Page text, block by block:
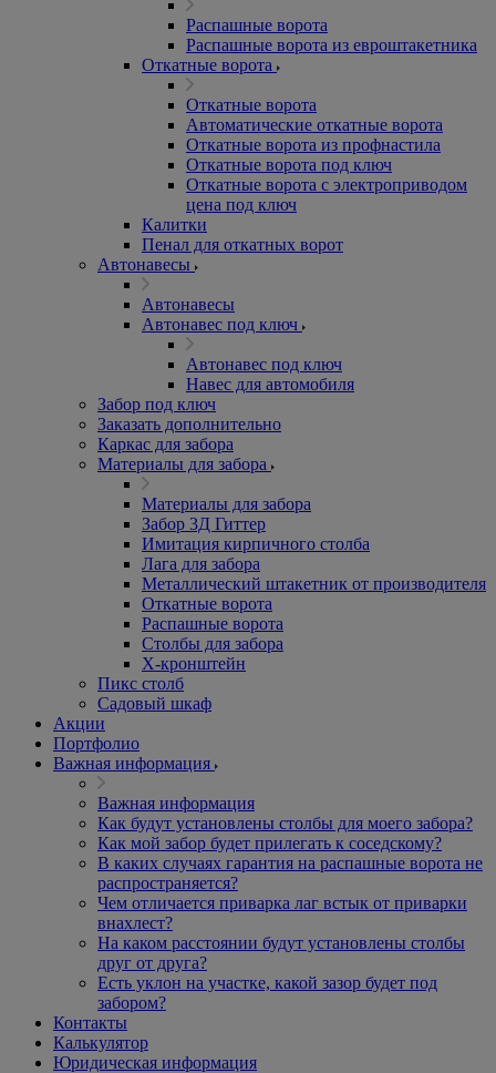
Распашные ворота
Распашные ворота из евроштакетника
Откатные ворота
Откатные ворота
Автоматические откатные ворота
Откатные ворота из профнастила
Откатные ворота под ключ
Откатные ворота с электроприводом
цена под ключ
Калитки
Пенал для откатных ворот
Автонавесы
Автонавесы
Автонавес под ключ
Автонавес под ключ
Навес для автомобиля
Забор под ключ
Заказать дополнительно
Каркас для забора
Материалы для забора
Материалы для забора
Забор 3Д Гиттер
Имитация кирпичного столба
Лага для забора
Металлический штакетник от производителя
Откатные ворота
Распашные ворота
Столбы для забора
Х-кронштейн
Пикс столб
Садовый шкаф
Акции
Портфолио
Важная информация
Важная информация
Как будут установлены столбы для моего забора?
Как мой забор будет прилегать к соседскому?
В каких случаях гарантия на распашные ворота не
распространяется?
Чем отличается приварка лаг встык от приварки
внахлест?
На каком расстоянии будут установлены столбы
друг от друга?
Есть уклон на участке, какой зазор будет под
забором?
Контакты
Калькулятор
Юридическая информация